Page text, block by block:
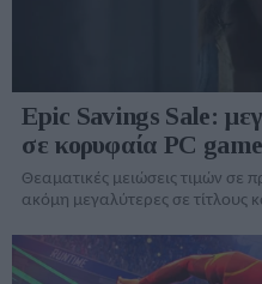
Epic Savings Sale:
σε κορυφαία PC
Θεαματικές μειώσεις τιμών σε
ακόμη μεγαλύτερες σε τίτλους